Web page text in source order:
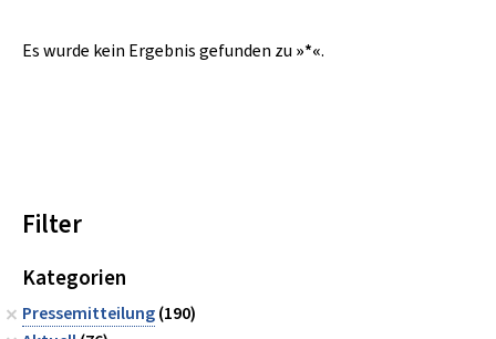
Es wurde kein Ergebnis gefunden zu »*«.
Filter
Kategorien
Pressemitteilung(190)